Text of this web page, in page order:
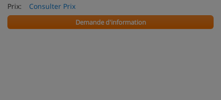
Prix:
Consulter Prix
Demande d'information